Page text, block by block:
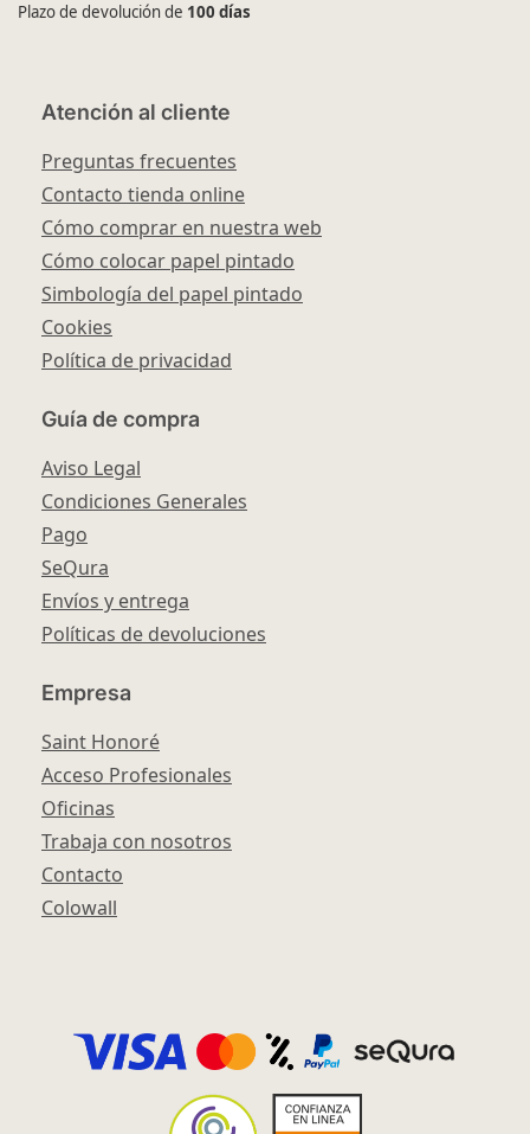
Plazo de devolución de 100 días
Atención al cliente
Preguntas frecuentes
Contacto tienda online
Cómo comprar en nuestra web
Cómo colocar papel pintado
Simbología del papel pintado
Cookies
Política de privacidad
Guía de compra
Aviso Legal
Condiciones Generales
Pago
SeQura
Envíos y entrega
Políticas de devoluciones
Empresa
Saint Honoré
Acceso Profesionales
Oficinas
Trabaja con nosotros
Contacto
Colowall